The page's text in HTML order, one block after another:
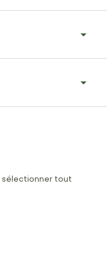
sélectionner tout